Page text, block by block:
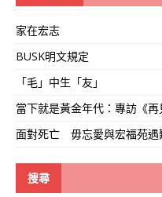
家在宏志
BUSK明文規定
「毛」中生「友」
當下就是黃金年代：專訪《
面對死亡 毋忘愛與宏福苑遇
搜尋